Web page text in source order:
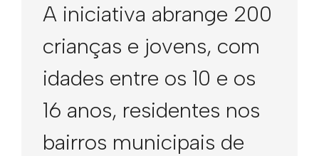
A iniciativa abrange 200
crianças e jovens, com
idades entre os 10 e os
16 anos, residentes nos
bairros municipais de